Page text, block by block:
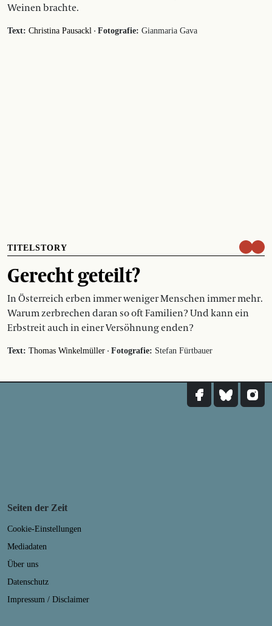
Weinen brachte.
Text: Christina Pausackl · Fotografie: Gianmaria Gava
TITELSTORY
Gerecht geteilt?
In Österreich erben immer weniger Menschen immer mehr.
Warum zerbrechen daran so oft Familien? Und kann ein
Erbstreit auch in einer Versöhnung enden?
Text: Thomas Winkelmüller · Fotografie: Stefan Fürtbauer
Seiten der Zeit
Cookie-Einstellungen
Mediadaten
Über uns
Datenschutz
Impressum / Disclaimer